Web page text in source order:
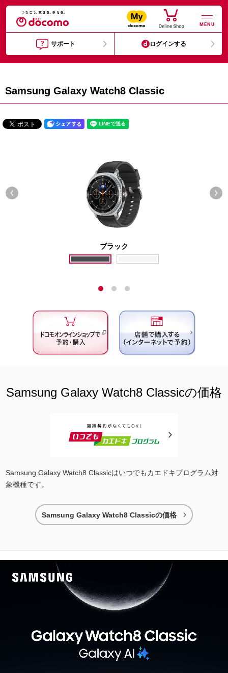
MENU
サポート ログインする
Samsung Galaxy Watch8 Classic
ブラック
Samsung Galaxy Watch8 Classicの価格
Samsung Galaxy Watch8 Classicはいつでもカエドキプログラム対
象機種です。
Samsung Galaxy Watch8 Classicの価格 